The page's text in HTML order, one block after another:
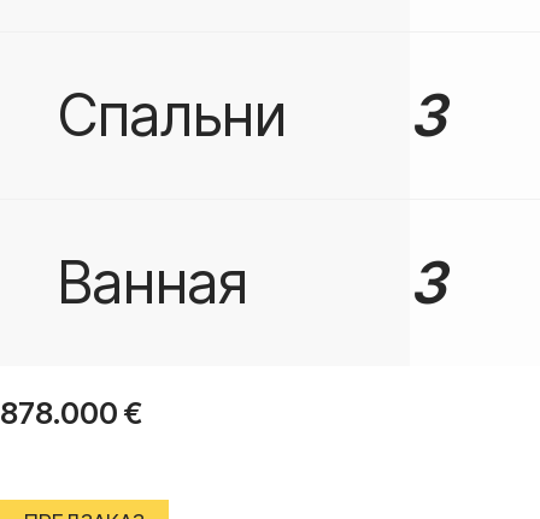
Спальни 3
Ванная 3
878.000 €